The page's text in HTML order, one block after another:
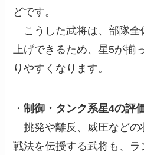
どです。
こうした武将は、部隊全
上げできるため、星5が揃
りやすくなります。
・制御・タンク系星4の評
挑発や離反、威圧などの
戦法を伝授する武将も、ラ